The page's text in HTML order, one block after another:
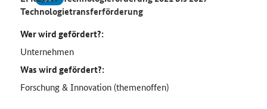
Technologietransferförderung
Wer wird gefördert?:
Unternehmen
Was wird gefördert?:
Forschung & Innovation (themenoffen)